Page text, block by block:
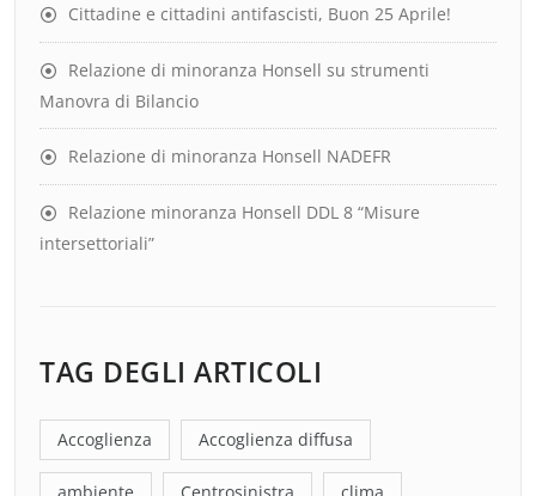
Cittadine e cittadini antifascisti, Buon 25 Aprile!
Relazione di minoranza Honsell su strumenti
Manovra di Bilancio
Relazione di minoranza Honsell NADEFR
Relazione minoranza Honsell DDL 8 “Misure
intersettoriali”
TAG DEGLI ARTICOLI
Accoglienza Accoglienza diffusa